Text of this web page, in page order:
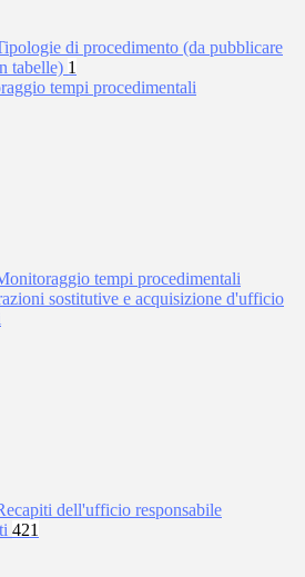
di procedimento (da pubblicare
tabelle) 1
tempi procedimentali
tempi procedimentali
sostitutive e acquisizione d'ufficio
dell'ufficio responsabile
421